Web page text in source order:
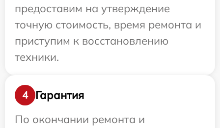
предоставим на утверждение
точную стоимость, время ремонта и
приступим к восстановлению
техники.
4
Гарантия
По окончании ремонта и